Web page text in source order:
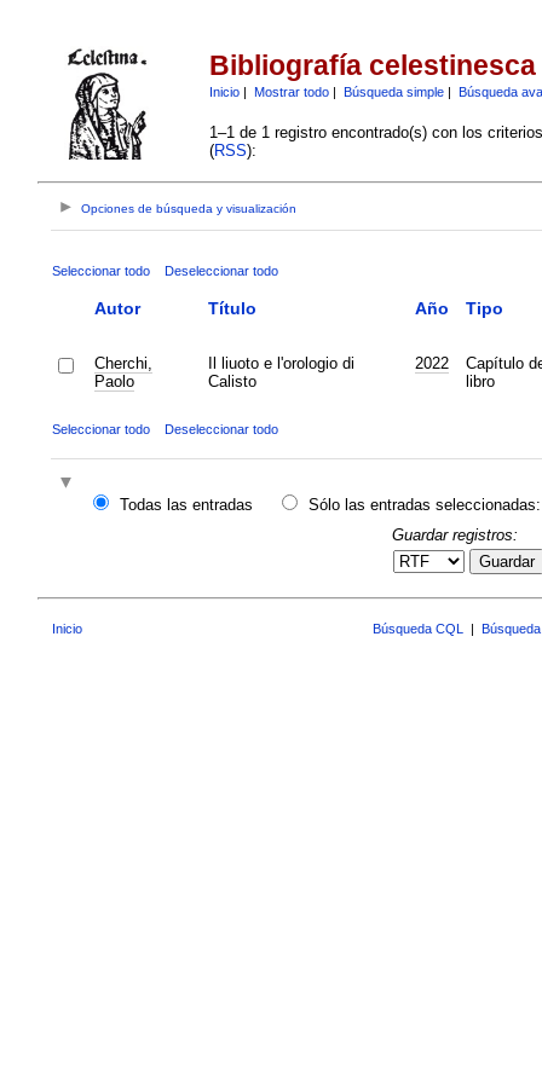
Bibliografía celestinesca
Inicio| Mostrar todo| Búsqueda simple| Búsqueda
1–1 de 1 registro encontrado(s) con los
(RSS):
Opciones de búsqueda y visualización
Seleccionar todo Deseleccionar todo
Autor Título Año Tipo
Cherchi,
Paolo
Il liuoto e l'orologio di
Calisto
2022
Capítulo
libro
Seleccionar todo Deseleccionar todo
Todas las entradas
Sólo las entradas seleccionadas:
Guardar registros:
Guardar
Inicio Búsqueda CQL